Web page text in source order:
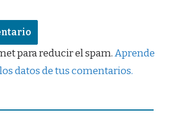
para reducir el spam.Aprende
datos de tus comentarios.